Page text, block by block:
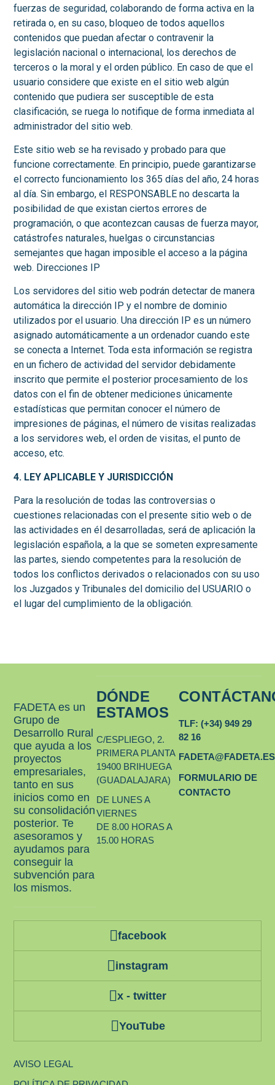
fuerzas de seguridad, colaborando de forma activa en la
retirada o, en su caso, bloqueo de todos aquellos
contenidos que puedan afectar o contravenir la
legislación nacional o internacional, los derechos de
terceros o la moral y el orden público. En caso de que el
usuario considere que existe en el sitio web algún
contenido que pudiera ser susceptible de esta
clasificación, se ruega lo notifique de forma inmediata al
administrador del sitio web.
Este sitio web se ha revisado y probado para que
funcione correctamente. En principio, puede garantizarse
el correcto funcionamiento los 365 días del año, 24 horas
al día. Sin embargo, el RESPONSABLE no descarta la
posibilidad de que existan ciertos errores de
programación, o que acontezcan causas de fuerza mayor,
catástrofes naturales, huelgas o circunstancias
semejantes que hagan imposible el acceso a la página
web. Direcciones IP
Los servidores del sitio web podrán detectar de manera
automática la dirección IP y el nombre de dominio
utilizados por el usuario. Una dirección IP es un número
asignado automáticamente a un ordenador cuando este
se conecta a Internet. Toda esta información se registra
en un fichero de actividad del servidor debidamente
inscrito que permite el posterior procesamiento de los
datos con el fin de obtener mediciones únicamente
estadísticas que permitan conocer el número de
impresiones de páginas, el número de visitas realizadas
a los servidores web, el orden de visitas, el punto de
acceso, etc.
4. LEY APLICABLE Y JURISDICCIÓN
Para la resolución de todas las controversias o
cuestiones relacionadas con el presente sitio web o de
las actividades en él desarrolladas, será de aplicación la
legislación española, a la que se someten expresamente
las partes, siendo competentes para la resolución de
todos los conflictos derivados o relacionados con su uso
los Juzgados y Tribunales del domicilio del USUARIO o
el lugar del cumplimiento de la obligación.
FADETA es un
Grupo de
Desarrollo Rural
que ayuda a los
proyectos
empresariales,
tanto en sus
inicios como en
su consolidación
posterior. Te
asesoramos y
ayudamos para
conseguir la
subvención para
los mismos.
DÓNDE
ESTAMOS
C/ESPLIEGO, 2.
PRIMERA PLANTA
19400 BRIHUEGA
(GUADALAJARA)
DE LUNES A
VIERNES
DE 8.00 HORAS A
15.00 HORAS
TLF: (+34) 949 29
82 16
FADETA@FADETA.ES
FORMULARIO DE
CONTACTO
facebook
instagram
x - twitter
YouTube
AVISO LEGAL